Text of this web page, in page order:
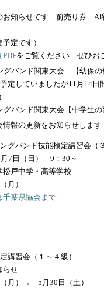
お知らせです 前売り券 A
予定です）
PDFをご覧ください ぜひお
グバンド関東大会 【幼保の
定していましたが11月14日
グバンド関東大会【中学生
情報の更新をお知らせします
グバンド技能検定講習会（
7日（日） 9：30～
戸中学・高等学校
月）
千葉県協会まで
講習会（１～４級）
らせ
月）→ 5月30日（土）